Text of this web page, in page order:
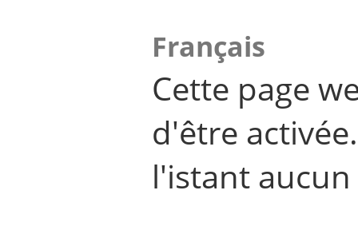
Français
Cette page
d'être
l'istant